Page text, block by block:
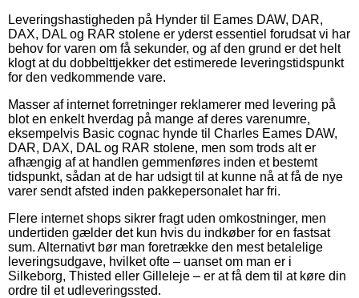
Leveringshastigheden på Hynder til Eames DAW, DAR,
DAX, DAL og RAR stolene er yderst essentiel forudsat vi har
behov for varen om få sekunder, og af den grund er det helt
klogt at du dobbelttjekker det estimerede leveringstidspunkt
for den vedkommende vare.
Masser af internet forretninger reklamerer med levering på
blot en enkelt hverdag på mange af deres varenumre,
eksempelvis Basic cognac hynde til Charles Eames DAW,
DAR, DAX, DAL og RAR stolene, men som trods alt er
afhængig af at handlen gemmenføres inden et bestemt
tidspunkt, sådan at de har udsigt til at kunne nå at få de nye
varer sendt afsted inden pakkepersonalet har fri.
Flere internet shops sikrer fragt uden omkostninger, men
undertiden gælder det kun hvis du indkøber for en fastsat
sum. Alternativt bør man foretrække den mest betalelige
leveringsudgave, hvilket ofte – uanset om man er i
Silkeborg, Thisted eller Gilleleje – er at få dem til at køre din
ordre til et udleveringssted.